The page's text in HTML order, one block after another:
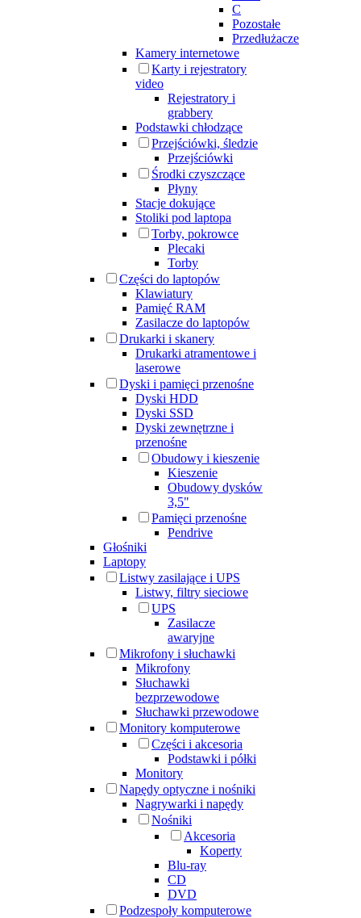
C
Pozostałe
Przedłużacze
Kamery internetowe
Karty i rejestratory
video
Rejestratory i
grabbery
Podstawki chłodzące
Przejściówki, śledzie
Przejściówki
Środki czyszczące
Płyny
Stacje dokujące
Stoliki pod laptopa
Torby, pokrowce
Plecaki
Torby
Części do laptopów
Klawiatury
Pamięć RAM
Zasilacze do laptopów
Drukarki i skanery
Drukarki atramentowe i
laserowe
Dyski i pamięci przenośne
Dyski HDD
Dyski SSD
Dyski zewnętrzne i
przenośne
Obudowy i kieszenie
Kieszenie
Obudowy dysków
3,5"
Pamięci przenośne
Pendrive
Głośniki
Laptopy
Listwy zasilające i UPS
Listwy, filtry sieciowe
UPS
Zasilacze
awaryjne
Mikrofony i słuchawki
Mikrofony
Słuchawki
bezprzewodowe
Słuchawki przewodowe
Monitory komputerowe
Części i akcesoria
Podstawki i półki
Monitory
Napędy optyczne i nośniki
Nagrywarki i napędy
Nośniki
Akcesoria
Koperty
Blu-ray
CD
DVD
Podzespoły komputerowe